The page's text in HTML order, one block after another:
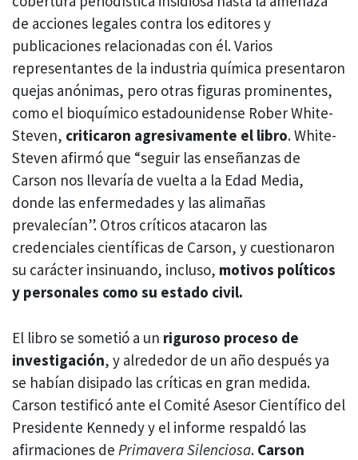
de acciones legales contra los editores y
publicaciones relacionadas con él. Varios
representantes de la industria química presentaron
quejas anónimas, pero otras figuras prominentes,
como el bioquímico estadounidense Rober White-
Steven, criticaron agresivamente el libro. White-
Steven afirmó que “seguir las enseñanzas de
Carson nos llevaría de vuelta a la Edad Media,
donde las enfermedades y las alimañas
prevalecían”. Otros críticos atacaron las
credenciales científicas de Carson, y cuestionaron
su carácter insinuando, incluso, motivos políticos
y personales como su estado civil.
El libro se sometió a un riguroso proceso de
investigación, y alrededor de un año después ya
se habían disipado las críticas en gran medida.
Carson testificó ante el Comité Asesor Científico del
Presidente Kennedy y el informe respaldó las
afirmaciones de Primavera Silenciosa. Carson